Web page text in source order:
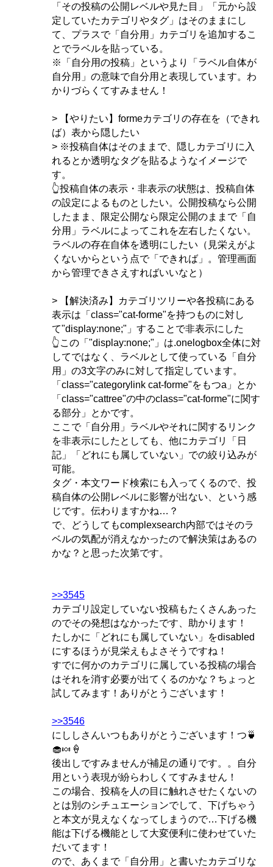
「その投稿の公開レベルや見た目」「元から設
定していたカテゴリやタグ」はそのままにし
て、プラスで「自分用」カテゴリを追加するこ
とでラベルを貼っている。
※「自分用の投稿」というより「ラベル自体が
自分用」の意味で自分用と表現しています。わ
かりづらくてすみません！
> 【やりたい】formeカテゴリの存在を（できれ
ば）表から隠したい
> ※投稿自体はそのままで、隠しカテゴリに入
れるとか透明なタグを貼るようなイメージで
す。
👆投稿自体の表示・非表示の状態は、投稿自体
の設定によるものとしたい。公開投稿なら公開
したまま、限定公開なら限定公開のままで「自
分用」ラベルによってこれを左右したくない。
ラベルの存在自体を透明にしたい（見栄えがよ
くないからという点で「できれば」。管理画面
から管理できさえすればいいなと）
> 【解決済み】カテゴリツリーや各投稿にある
表示は「class="cat-forme"を持つものに対し
て"display:none;"」することで非表示にした
👆この「"display:none;"」は.onelogbox全体に対
してではなく、ラベルとして使っている「自分
用」の3文字のみに対して指定しています。
「class="categorylink cat-forme"をもつa」とか
「class="cattree"の中のclass="cat-forme"に関す
る部分」とかです。
ここで「自分用」ラベルやそれに関するリンク
を非表示にしたとしても、他にカテゴリ「日
記」「どれにも属していない」での絞り込みが
可能。
タグ・本文ワード検索にも入ってくるので、投
稿自体の公開レベルに影響が出ない、という感
じです。伝わりますかね…？
で、どうしてもcomplexsearch内部ではそのラ
ベルの気配が消えなかったので解決策はあるの
かな？と思った次第です。
>>3545
カテゴリ設定していない投稿もたくさんあった
のでその発想はなかったです、助かります！
たしかに「どれにも属していない」をdisabled
にするほうが見栄えもよさそうですね！
すでに何かのカテゴリに属している投稿の場合
はそれを消す必要が出てくるのかな？ちょっと
試してみます！ありがとうございます！
>>3546
にししさんいつもありがとうございます！つ🍵
🧁🍬🍦
後出しですみませんが補足の通りです。。自分
用という表現が紛らわしくてすみません！
この場合、投稿を人の目に触れさせたくないの
とは別のシチュエーションでして、下げちゃう
と本文が見えなくなってしまうので…下げる機
能は下げる機能として大変便利に使わせていた
だいてます！
ので、あくまで「自分用」と書いたカテゴリな